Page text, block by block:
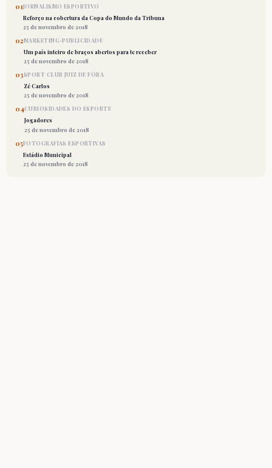
01JORNALISMO ESPORTIVO
Reforço na cobertura da Copa do Mundo da Tribuna
25 de novembro de 2018
02MARKETING-PUBLICIDADE
Um país inteiro de braços abertos para te receber
25 de novembro de 2018
03SPORT CLUB JUIZ DE FORA
Zé Carlos
25 de novembro de 2018
04CURIOSIDADES DO ESPORTE
Jogadores
25 de novembro de 2018
05FOTOGRAFIAS ESPORTIVAS
Estádio Municipal
25 de novembro de 2018